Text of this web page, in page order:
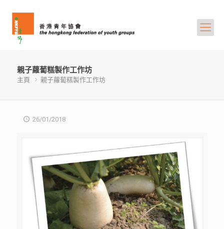
親子蘿蔔糕製作工作坊
主頁 親子蘿蔔糕製作工作坊
26/01/2018